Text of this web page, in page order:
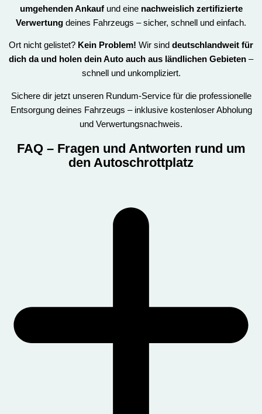
umgehenden Ankaufund eine nachweislich zertifizierte
Verwertung deines Fahrzeugs – sicher, schnell und einfach.
Ort nicht gelistet? Kein Problem! Wir sind deutschlandweit für
dich da und holen dein Auto auch aus ländlichen Gebieten –
schnell und unkompliziert.
Sichere dir jetzt unseren Rundum-Service für die professionelle
Entsorgung deines Fahrzeugs – inklusive kostenloser Abholung
und Verwertungsnachweis.
FAQ – Fragen und Antworten rund um
den Autoschrottplatz